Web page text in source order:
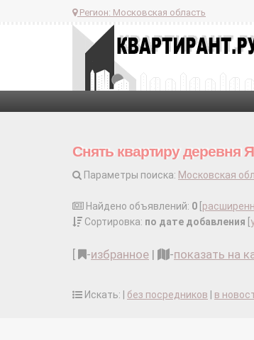
Регион: Московская область
Снять квартиру деревня
Параметры поиска: Московская
Найдено объявлений: 0
Сортировка: по дате добавления
-избранное | -показать на
Искать: | без посредников в